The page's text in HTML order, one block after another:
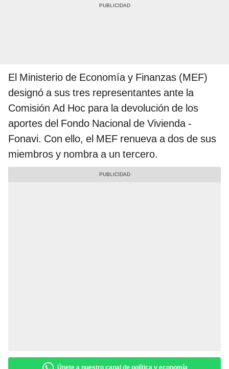
El Ministerio de Economía y Finanzas (MEF)
designó a sus tres representantes ante la
Comisión Ad Hoc para la devolución de los
aportes del Fondo Nacional de Vivienda -
Fonavi. Con ello, el MEF renueva a dos de sus
miembros y nombra a un tercero.